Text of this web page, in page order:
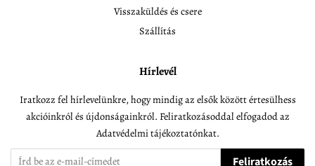
Visszaküldés és csere
Szállítás
Hírlevél
Iratkozz fel hírlevelünkre, hogy mindig az elsők között értesülhess
akcióinkról és újdonságainkról. Feliratkozásoddal elfogadod az
Adatvédelmi tájékoztatónkat.
Feliratkozás